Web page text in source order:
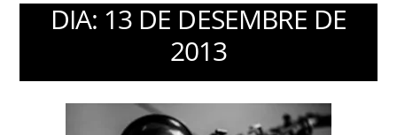
DIA: 13 DE DESEMBRE DE
2013